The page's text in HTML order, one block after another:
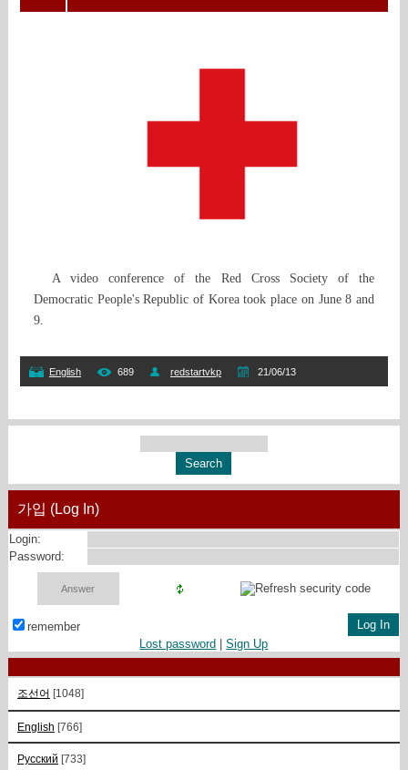
A video conference of the Red Cross Society of the
Democratic People's Republic of Korea took place on June 8 and
9.
English 689 redstartvkp 21/06/13
가입 (Log In)
Login:
Password:
remember
Lost password |Sign Up
조선어 [1048]
English [766]
Русский [733]